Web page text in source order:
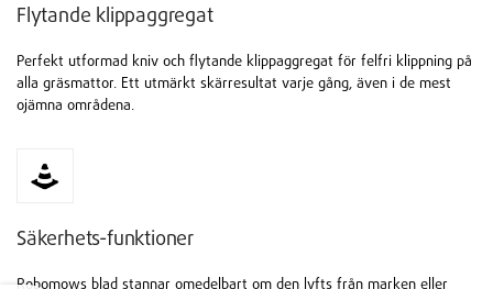
Flytande klippaggregat
Perfekt utformad kniv och flytande klippaggregat för felfri klippning på
alla gräsmattor. Ett utmärkt skärresultat varje gång, även i de mest
ojämna områdena.
Säkerhets-funktioner
Robomows blad stannar omedelbart om den lyfts från marken eller